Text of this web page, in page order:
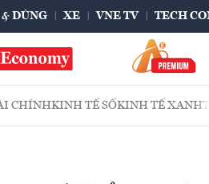
DÙNG XE VNE TV TECH
CHÍNHKINH TẾ SỐKINH TẾ XANH